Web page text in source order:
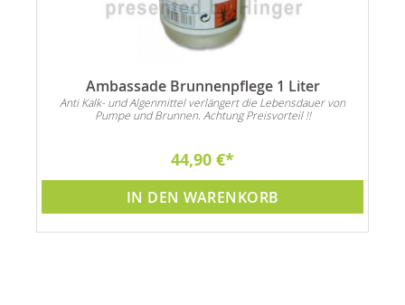
Ambassade Brunnenpflege 1 Liter
Anti Kalk- und Algenmittel verlängert die Lebensdauer von
Pumpe und Brunnen. Achtung Preisvorteil !!
44,90 €
IN DEN WARENKORB